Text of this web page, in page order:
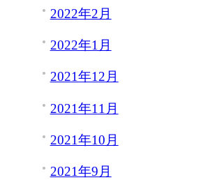
2022年2月
2022年1月
2021年12月
2021年11月
2021年10月
2021年9月